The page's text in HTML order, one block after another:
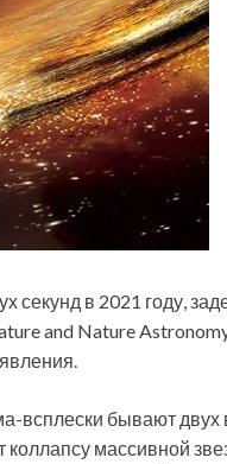
секунд в 2021 году,
and Nature
всплески бывают
коллапсу массивной